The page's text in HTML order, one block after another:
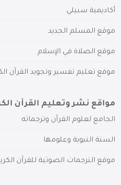
أكاديمية سبيلي
موقع المسلم الجديد
موقع الصلاة في الإسلام
موقع تعليم تفسير وتجويد القرآن
مواقع نشر وتعليم القرآن
الجامع لعلوم القرآن وترجماته
السنة النبوية وعلومها
موقع الترجمات الصوتية للقرآن